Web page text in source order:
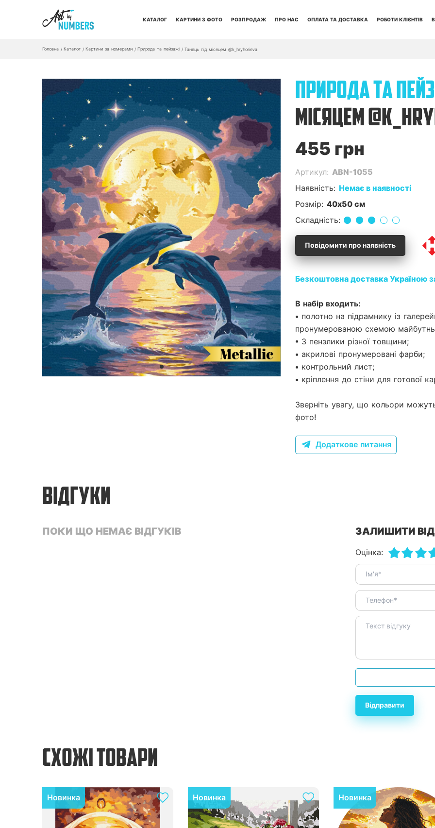
КАТАЛОГ КАРТИНИ З ФОТО РОЗПРОДАЖ ПРО НАС ОПЛАТА ТА ДОСТАВКА РОБОТИ КЛІЄНТІВ
Головна / Каталог / Картини за номерами / Природа та пейзажі / Танець під місяцем @k_hryhorieva
ПРИРОДА ТА
МІСЯЦЕМ
455 грн
Артикул: ABN-1055
Наявність: Немає в наявності
Розмір: 40x50 см
Складність:
Повідомити про наявність
Безкоштовна доставка Україною
В набір входить:
• полотно на підрамнику із
пронумерованою схемою
• 3 пензлики різної товщини;
• акрилові пронумеровані фарби;
• контрольний лист;
• кріплення до стіни для готової
Зверніть увагу, що кольори
фото!
Додаткове питання
ВІДГУКИ
ПОКИ ЩО НЕМАЄ ВІДГУКІВ ЗАЛИШИТИ
Оцінка:
Відправити
СХОЖІ ТОВАРИ
Новинка Новинка Новинка